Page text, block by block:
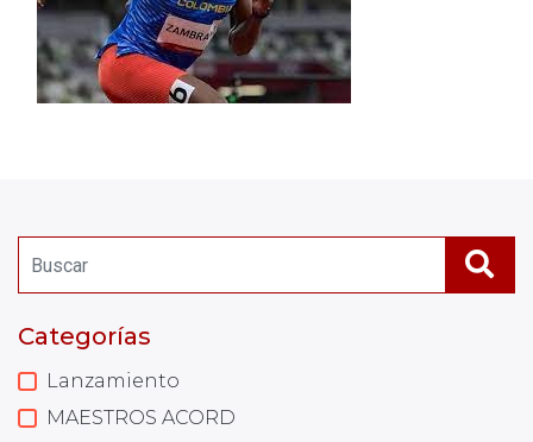
Categorías
Lanzamiento
MAESTROS ACORD